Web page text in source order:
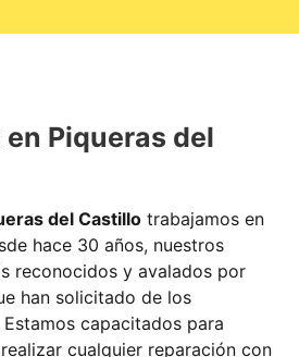
Piqueras del
del Castillo trabajamos en
hace 30 años, nuestros
reconocidos y avalados por
han solicitado de los
capacitados para
cualquier reparación con